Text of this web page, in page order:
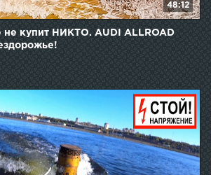
48:12
купит НИКТО. AUDI ALLROAD